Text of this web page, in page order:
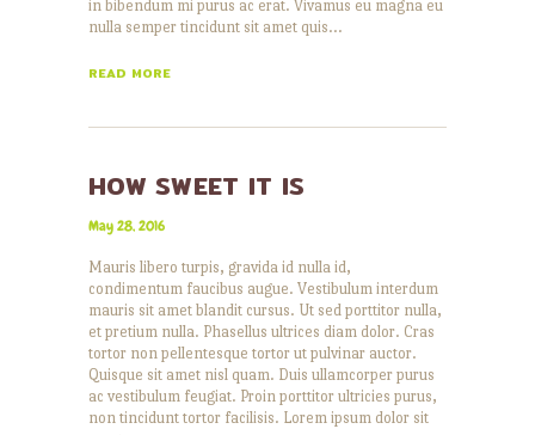
in bibendum mi purus ac erat. Vivamus eu magna eu
nulla semper tincidunt sit amet quis…
READ MORE
HOW SWEET IT IS
May 28, 2016
Mauris libero turpis, gravida id nulla id,
condimentum faucibus augue. Vestibulum interdum
mauris sit amet blandit cursus. Ut sed porttitor nulla,
et pretium nulla. Phasellus ultrices diam dolor. Cras
tortor non pellentesque tortor ut pulvinar auctor.
Quisque sit amet nisl quam. Duis ullamcorper purus
ac vestibulum feugiat. Proin porttitor ultricies purus,
non tincidunt tortor facilisis. Lorem ipsum dolor sit